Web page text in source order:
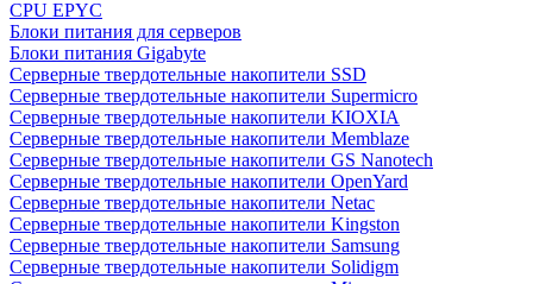
CPU EPYC
Блоки питания для серверов
Блоки питания Gigabyte
Серверные твердотельные накопители SSD
Cерверные твердотельные накопители Supermicro
Cерверные твердотельные накопители KIOXIA
Cерверные твердотельные накопители Memblaze
Cерверные твердотельные накопители GS Nanotech
Серверные твердотельные накопители OpenYard
Серверные твердотельные накопители Netac
Cерверные твердотельные накопители Kingston
Cерверные твердотельные накопители Samsung
Cерверные твердотельные накопители Solidigm